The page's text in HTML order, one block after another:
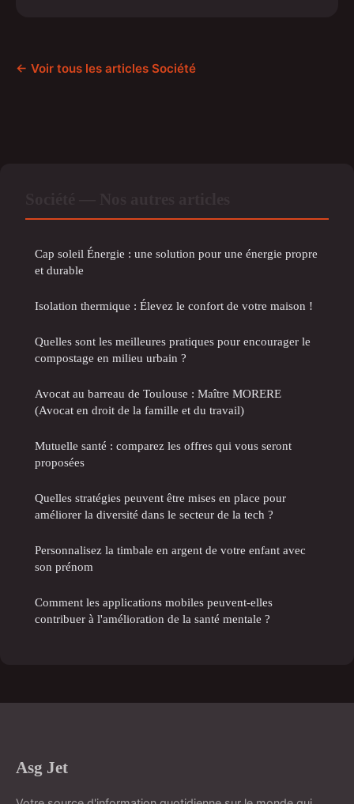
← Voir tous les articles Société
Cap soleil Énergie : une solution pour une énergie propre
et durable
Isolation thermique : Élevez le confort de votre maison !
Quelles sont les meilleures pratiques pour encourager le
compostage en milieu urbain ?
Avocat au barreau de Toulouse : Maître MORERE
(Avocat en droit de la famille et du travail)
Mutuelle santé : comparez les offres qui vous seront
proposées
Quelles stratégies peuvent être mises en place pour
améliorer la diversité dans le secteur de la tech ?
Personnalisez la timbale en argent de votre enfant avec
son prénom
Comment les applications mobiles peuvent-elles
contribuer à l'amélioration de la santé mentale ?
Asg Jet